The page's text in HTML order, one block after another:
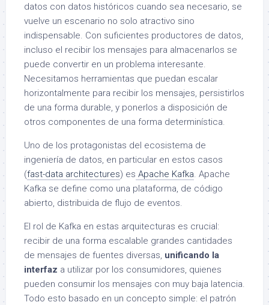
datos con datos históricos cuando sea necesario, se
vuelve un escenario no solo atractivo sino
indispensable. Con suficientes productores de datos,
incluso el recibir los mensajes para almacenarlos se
puede convertir en un problema interesante.
Necesitamos herramientas que puedan escalar
horizontalmente para recibir los mensajes, persistirlos
de una forma durable, y ponerlos a disposición de
otros componentes de una forma determinística.
Uno de los protagonistas del ecosistema de
ingeniería de datos, en particular en estos casos
(fast-data architectures) es Apache Kafka. Apache
Kafka se define como una plataforma, de código
abierto, distribuida de flujo de eventos.
El rol de Kafka en estas arquitecturas es crucial:
recibir de una forma escalable grandes cantidades
de mensajes de fuentes diversas, unificando la
interfaz a utilizar por los consumidores, quienes
pueden consumir los mensajes con muy baja latencia.
Todo esto basado en un concepto simple: el patrón